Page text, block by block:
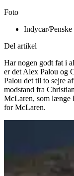
Foto
Indycar/
Del artikel
Har nogen godt fat i
er det Alex Palou og
Palou det til to sejre
modstand fra
McLaren, som længe
for McLaren.